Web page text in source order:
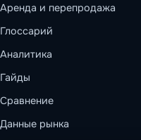
Аренда и перепродажа
Глоссарий
Аналитика
Гайды
Сравнение
Данные рынка